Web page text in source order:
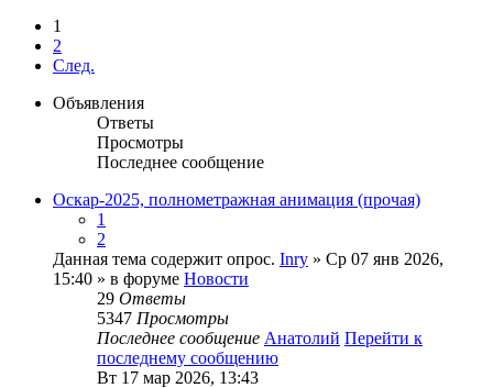
1
2
След.
Объявления
Ответы
Просмотры
Последнее сообщение
Оскар-2025, полнометражная анимация (прочая)
1
2
Данная тема содержит опрос. Inry » Ср 07 янв 2026,
15:40 » в форуме Новости
29 Ответы
5347 Просмотры
Последнее сообщение Анатолий Перейти к
последнему сообщению
Вт 17 мар 2026, 13:43